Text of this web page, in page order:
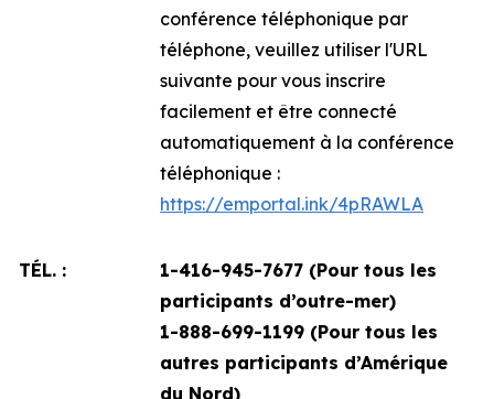
conférence téléphonique par
téléphone, veuillez utiliser l'URL
suivante pour vous inscrire
facilement et être connecté
automatiquement à la conférence
téléphonique :
https://emportal.ink/4pRAWLA
TÉL. :
1-416-945-7677 (Pour tous les
participants d’outre-mer)
1-888-699-1199 (Pour tous les
autres participants d’Amérique
du Nord)